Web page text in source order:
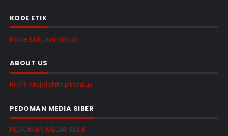
KODE ETIK
Kode Etik Jurnalistik
ABOUT US
Profil MajalahKriptantus
PEDOMAN MEDIA SIBER
PEDOMAN MEDIA SIBER